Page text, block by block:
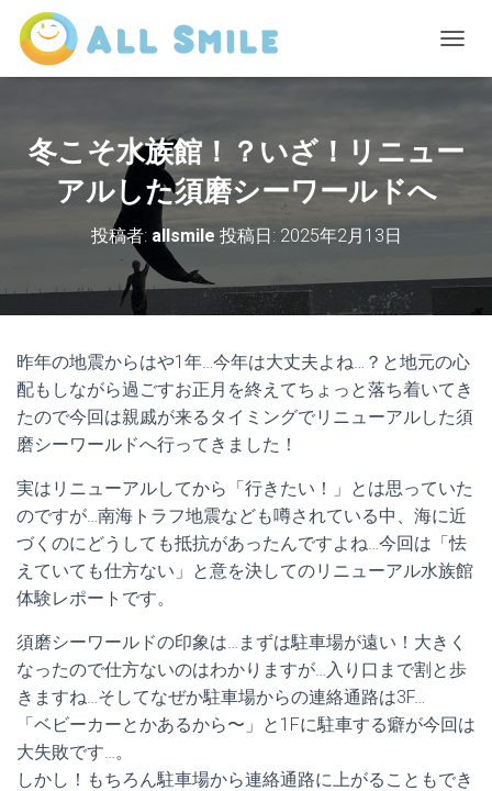
ビ
え
冬こそ水族館！？いざ！リニュー
アルした須磨シーワールドへ
投稿者: allsmile 投稿日: 2025年2月13日
昨年の地震からはや1年…今年は大丈夫よね…？と地元の心
配もしながら過ごすお正月を終えてちょっと落ち着いてき
たので今回は親戚が来るタイミングでリニューアルした須
磨シーワールドへ行ってきました！
実はリニューアルしてから「行きたい！」とは思っていた
のですが…南海トラフ地震なども噂されている中、海に近
づくのにどうしても抵抗があったんですよね…今回は「怯
えていても仕方ない」と意を決してのリニューアル水族館
体験レポートです。
須磨シーワールドの印象は…まずは駐車場が遠い！大きく
なったので仕方ないのはわかりますが…入り口まで割と歩
きますね…そしてなぜか駐車場からの連絡通路は3F…
「ベビーカーとかあるから〜」と1Fに駐車する癖が今回は
大失敗です…。
しかし！もちろん駐車場から連絡通路に上がることもでき